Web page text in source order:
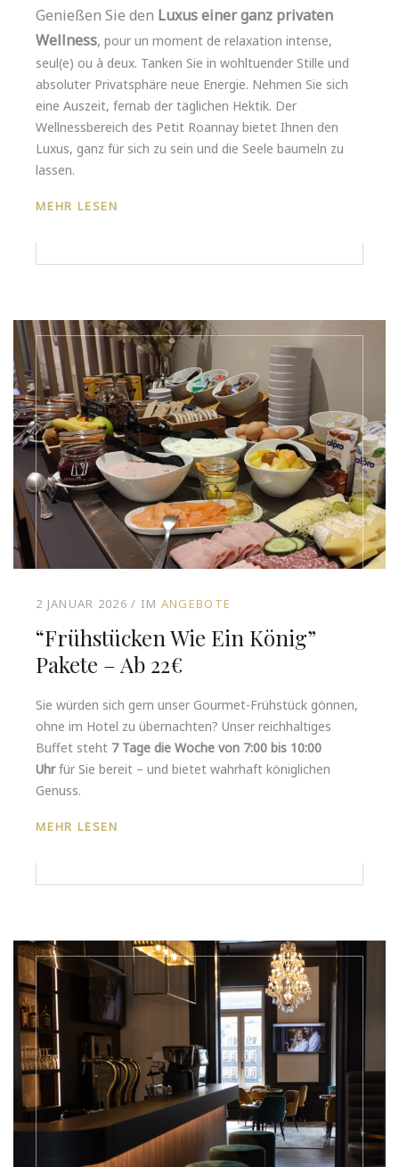
Genießen Sie den Luxus einer ganz privaten
Wellness, pour un moment de relaxation intense,
seul(e) ou à deux. Tanken Sie in wohltuender Stille und
absoluter Privatsphäre neue Energie. Nehmen Sie sich
eine Auszeit, fernab der täglichen Hektik. Der
Wellnessbereich des Petit Roannay bietet Ihnen den
Luxus, ganz für sich zu sein und die Seele baumeln zu
lassen.
MEHR LESEN
2 JANUAR 2026 IM ANGEBOTE
“Frühstücken Wie Ein König”
Pakete – Ab 22€
Sie würden sich gern unser Gourmet-Frühstück gönnen,
ohne im Hotel zu übernachten? Unser reichhaltiges
Buffet steht 7 Tage die Woche von 7:00 bis 10:00
Uhrfür Sie bereit – und bietet wahrhaft königlichen
Genuss.
MEHR LESEN